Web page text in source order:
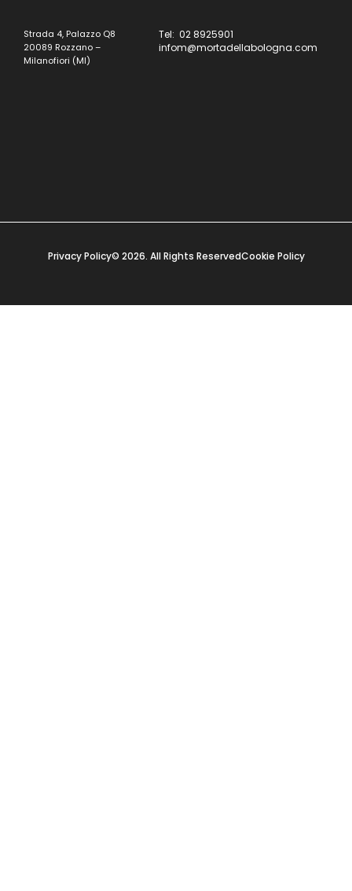
Strada 4, Palazzo Q8
20089 Rozzano –
Milanofiori (MI)
Tel: 02 8925901
infom@mortadellabologna.com
Privacy Policy© 2026. All Rights ReservedCookie Policy